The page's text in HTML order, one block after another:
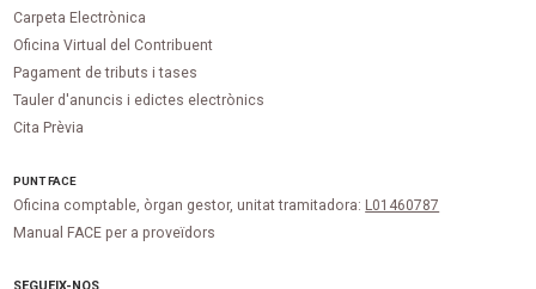
Carpeta Electrònica
Oficina Virtual del Contribuent
Pagament de tributs i tases
Tauler d'anuncis i edictes electrònics
Cita Prèvia
PUNTFACE
Oficina comptable, òrgan gestor, unitat tramitadora: L01460787
Manual FACE per a proveïdors
SEGUEIX-NOS